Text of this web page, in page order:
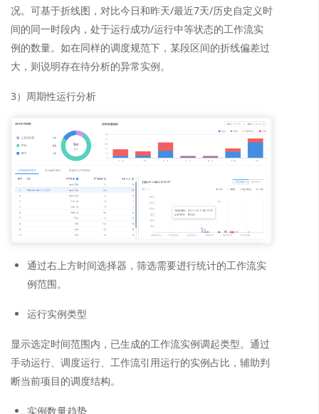
况。可基于折线图，对比今日和昨天/最近7天/历史自定义时
间的同一时段内，处于运行成功/运行中等状态的工作流实
例的数量。如在同样的调度规范下，某段区间的折线偏差过
大，则说明存在待分析的异常实例。
3）周期性运行分析
通过右上方时间选择器，筛选需要进行统计的工作流实
例范围。
运行实例类型
显示选定时间范围内，已生成的工作流实例调起类型。通过
手动运行、调度运行、工作流引用运行的实例占比，辅助判
断当前项目的调度结构。
实例数量趋势